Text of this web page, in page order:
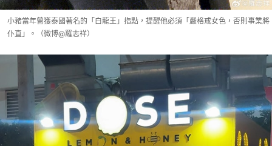
小豬當年曾獲泰國著名的「白龍王」指點，提醒他必須「嚴格戒女色，否則事業將
仆直」。（微博@羅志祥）